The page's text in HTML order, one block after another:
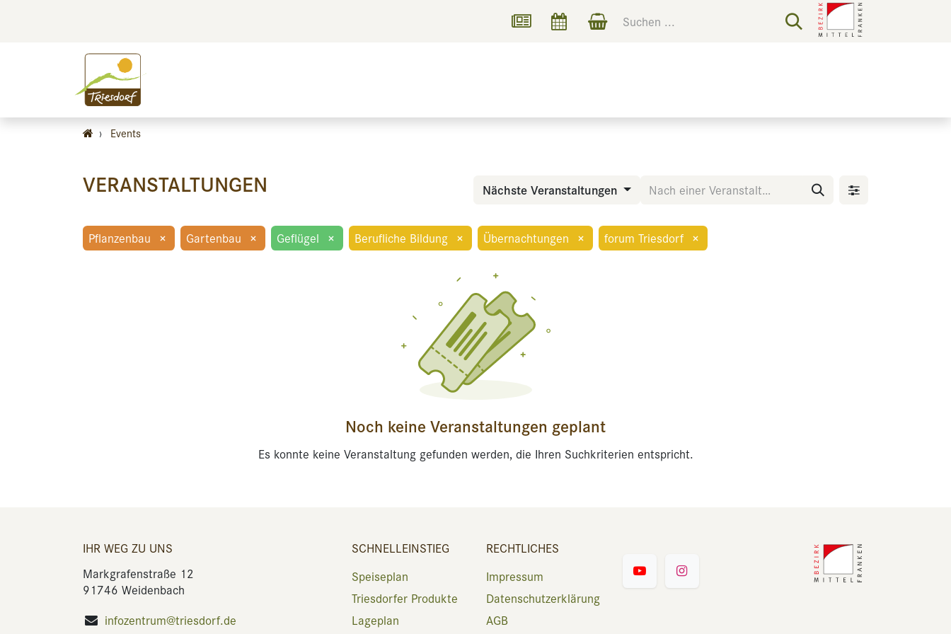
› Events
VERANSTALTUNGEN Nächste Veranstaltungen
Pflanzenbau × Gartenbau × Geflügel × Berufliche Bildung × Übernachtungen × forum Triesdorf ×
Noch keine Veranstaltungen geplant
Es konnte keine Veranstaltung gefunden werden, die Ihren Suchkriterien entspricht.
IHR WEG ZU UNS
Markgrafenstraße 12
91746 Weidenbach
infozentrum@triesdorf.de
SCHNELLEINSTIEG
Speiseplan
Triesdorfer Produkte
Lageplan
RECHTLICHES
Impressum
Datenschutzerklärung
AGB